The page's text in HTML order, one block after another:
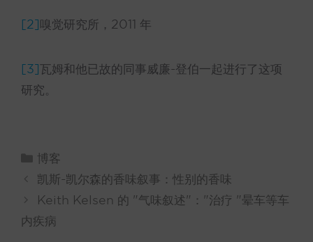
[2]嗅觉研究所，2011 年
[3]瓦姆和他已故的同事威廉-登伯一起进行了这项
研究。
类
别
博客
凯斯-凯尔森的香味叙事：性别的香味
Keith Kelsen 的 "气味叙述"："治疗 "晕车等车
内疾病